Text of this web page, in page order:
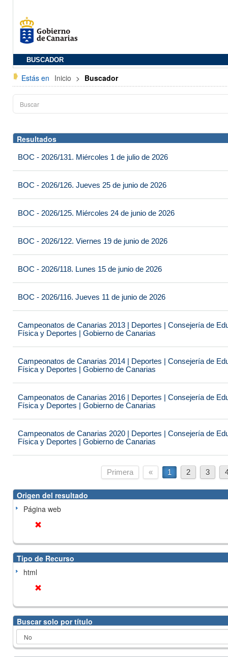
BUSCADOR
Estás en Inicio > Buscador
Resultados
BOC - 2026/131. Miércoles 1 de julio de 2026
BOC - 2026/126. Jueves 25 de junio de 2026
BOC - 2026/125. Miércoles 24 de junio de 2026
BOC - 2026/122. Viernes 19 de junio de 2026
BOC - 2026/118. Lunes 15 de junio de 2026
BOC - 2026/116. Jueves 11 de junio de 2026
Campeonatos de Canarias 2013 | Deportes | Consejería de
Física y Deportes | Gobierno de Canarias
Campeonatos de Canarias 2014 | Deportes | Consejería de
Física y Deportes | Gobierno de Canarias
Campeonatos de Canarias 2016 | Deportes | Consejería de
Física y Deportes | Gobierno de Canarias
Campeonatos de Canarias 2020 | Deportes | Consejería de
Física y Deportes | Gobierno de Canarias
Primera « 1 2 3
Origen del resultado
Página web
Tipo de Recurso
html
Buscar solo por título